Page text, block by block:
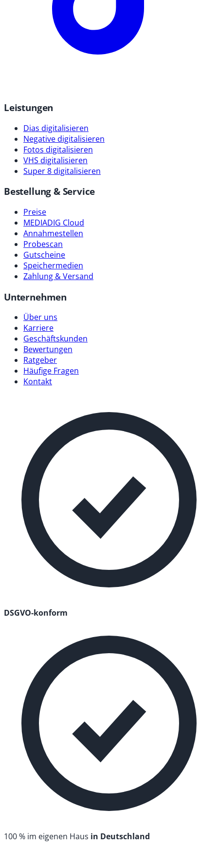
Leistungen
Dias digitalisieren
Negative digitalisieren
Fotos digitalisieren
VHS digitalisieren
Super 8 digitalisieren
Bestellung & Service
Preise
MEDIADIG Cloud
Annahmestellen
Probescan
Gutscheine
Speichermedien
Zahlung & Versand
Unternehmen
Über uns
Karriere
Geschäftskunden
Bewertungen
Ratgeber
Häufige Fragen
Kontakt
DSGVO-konform
100 % im eigenen Haus in Deutschland